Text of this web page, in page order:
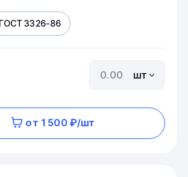
ГОСТ 3326-86
шт
от 1 500 ₽/шт